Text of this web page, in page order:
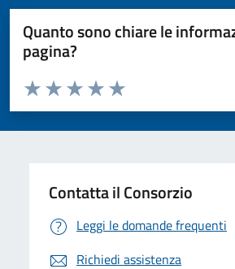
Quanto sono chiare le
pagina?
Valuta da 1 a 5 stelle la pagina
Valuta 5 stelle su 5
Valuta 4 stelle su 5
Valuta 3 stelle su 5
Valuta 2 stelle su 5
Valuta 1 stelle su 5
Contatta il Consorzio
Leggi le domande frequenti
Richiedi assistenza